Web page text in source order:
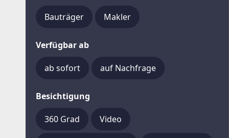
Bauträger Makler
Verfügbar ab
ab sofort auf Nachfrage
Besichtigung
360 Grad Video